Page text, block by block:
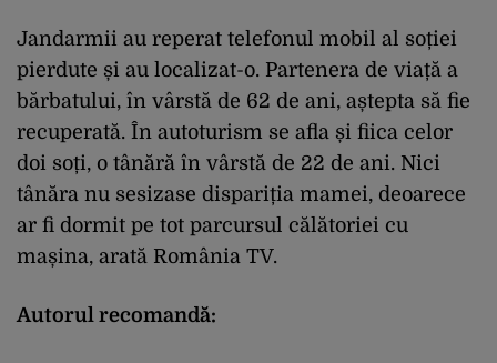
Jandarmii au reperat telefonul mobil al soției
pierdute și au localizat-o. Partenera de viață a
bărbatului, în vârstă de 62 de ani, aștepta să fie
recuperată. În autoturism se afla și fiica celor
doi soți, o tânără în vârstă de 22 de ani. Nici
tânăra nu sesizase dispariția mamei, deoarece
ar fi dormit pe tot parcursul călătoriei cu
mașina, arată România TV.
Autorul recomandă: